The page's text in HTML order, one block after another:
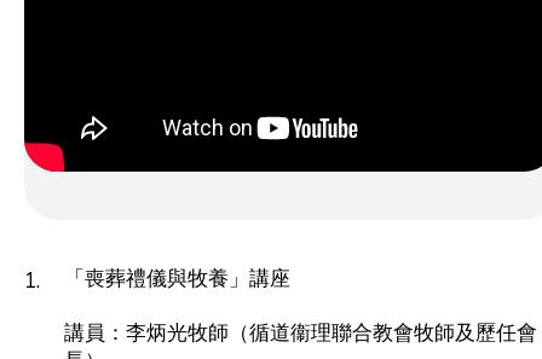
1.
「喪葬禮儀與牧養」講座
講員：李炳光牧師（循道衞理聯合教會牧師及歷任會